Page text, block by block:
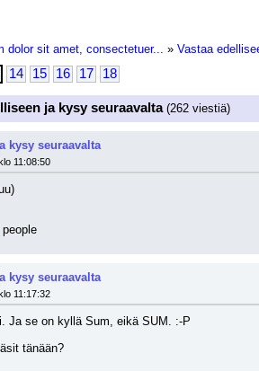
dolor sit amet, consectetuer... » Vastaa
14 15 16 17 18
ja kysy seuraavalta(262 viestiä)
kysy seuraavalta
11:08:50
kysy seuraavalta
11:17:32
Ja se on kyllä Sum, eikä SUM. :-P
tänään?